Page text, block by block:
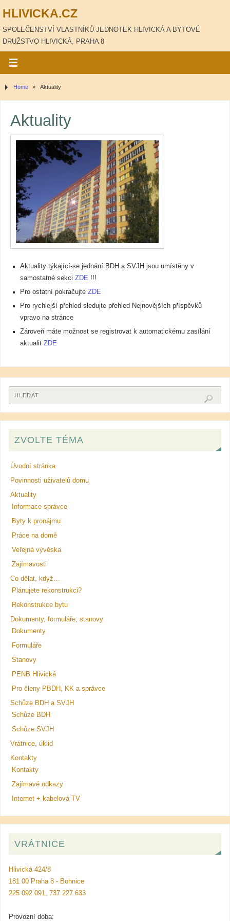
HLIVICKA.CZ
SPOLEČENSTVÍ VLASTNÍKŮ JEDNOTEK HLIVICKÁ A BYTOVÉ
DRUŽSTVO HLIVICKÁ, PRAHA 8
Home » Aktuality
Aktuality
Aktuality týkající-se jednání BDH a SVJH jsou umístěny v
samostatné sekci ZDE !!!
Pro ostatní pokračujte ZDE
Pro rychlejší přehled sledujte přehled Nejnovějších příspěvků
vpravo na stránce
Zároveň máte možnost se registrovat k automatickému zasílání
aktualit ZDE
ZVOLTE TÉMA
Úvodní stránka
Povinnosti uživatelů domu
Aktuality
Informace správce
Byty k pronájmu
Práce na domě
Veřejná vývěska
Zajímavosti
Co dělat, když…
Plánujete rekonstrukci?
Rekonstrukce bytu
Dokumenty, formuláře, stanovy
Dokumenty
Formuláře
Stanovy
PENB Hlivická
Pro členy PBDH, KK a správce
Schůze BDH a SVJH
Schůze BDH
Schůze SVJH
Vrátnice, úklid
Kontakty
Kontakty
Zajímavé odkazy
Internet + kabelová TV
VRÁTNICE
Hlivická 424/8
181 00 Praha 8 - Bohnice
225 092 091, 737 227 633
Provozní doba: